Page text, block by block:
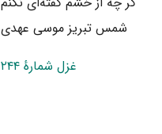
شمس تبریز موسی عهدی
غزل شمارهٔ ۲۴۴